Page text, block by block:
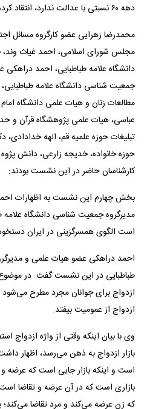
دهه ۶۰ نسبتی با عدالت ندارد، انتقاد کرده بود.
محمدرضا زهرایی عضو کارگروه مسائل
مجلس شورای اسلامی، احمد غیاث
دانشگاه علامه طباطبایی، احمد
جمعیت شناسی دانشگاه علامه
مطالعات زنان و هیات علمی دانشگاه
عباسی، هیات علمی پژوهشگاه قرآن و
تبلیغات حوزه علمیه قم، الهه
حوزه خانواده، خدیجه زارعی، دانش
کارشناسان حاضر در این نشست بودند:
بخش چهارم این نشست به اظهارات
مدیرگروه جمعیت شناسی دانشگاه
است الگوی همسرگزینی در ایران
احمد دراهکی عضو هیات علمی و
طباطبایی در این نشست گفت: در
ازدواج برای جوانان مجرد مطرح
ازدواج از عمومیت بیفتد.
وی با بیان اینکه وقتی از واژه ازدواج
بازار ازدواج به ذهن می‌رسد، اظهار
است و اینکه بازار جایی است که عرضه
بازاری است که در آن عرضه و تقاضا
که زن عرضه می‌کند و مرد تقاضا می‌کند؛